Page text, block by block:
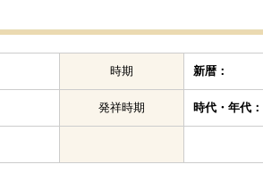
時期 新暦：
発祥時期 時代・年代：